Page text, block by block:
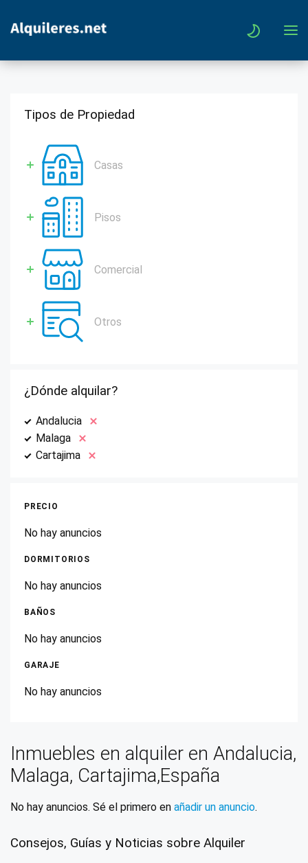
Tipos de Propiedad
Casas
Pisos
Comercial
Otros
¿Dónde alquilar?
Andalucia
Malaga
Cartajima
PRECIO
No hay anuncios
DORMITORIOS
No hay anuncios
BAÑOS
No hay anuncios
GARAJE
No hay anuncios
Inmuebles en alquiler en Andalucia,
Malaga, Cartajima,España
No hay anuncios. Sé el primero en añadir un anuncio.
Consejos, Guías y Noticias sobre Alquiler